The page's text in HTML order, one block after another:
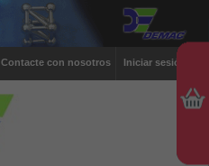
Iniciar sesión
Contacte con nosotros